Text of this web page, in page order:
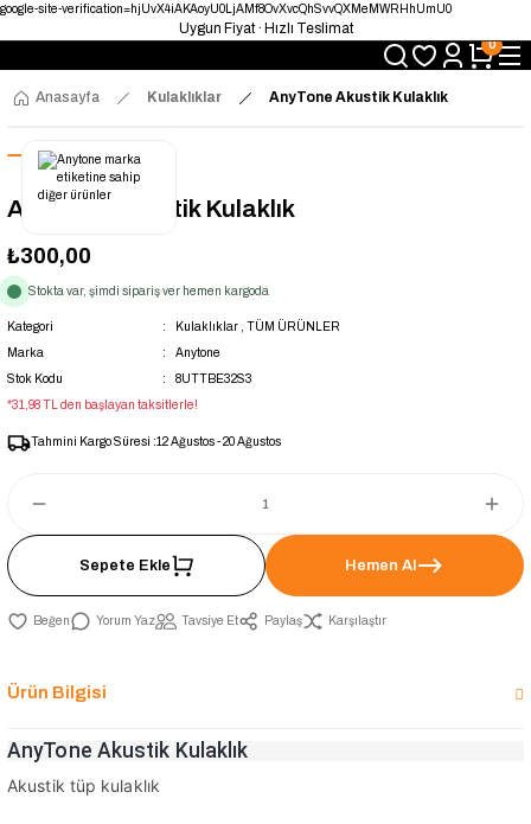
google-site-verification=hjUvX4iAKAoyU0LjAMf8OvXvcQhSvvQXMeMWRHhUmU0
Telsizde Güvenilir Adres
Uygun Fiyat · Hızlı Teslimat
0
Anasayfa Kulaklıklar AnyTone Akustik Kulaklık
AnyTone Akustik Kulaklık
₺300,00
Stokta var, şimdi sipariş ver hemen kargoda
Kategori Kulaklıklar
TÜM ÜRÜNLER
Marka
Anytone
Stok Kodu
8UTTBE32S3
*31,98 TL den başlayan taksitlerle!
Tahmini Kargo Süresi :12 Ağustos - 20 Ağustos
Sepete Ekle Hemen Al
Yorum Yaz Tavsiye Et Paylaş Karşılaştır
Ürün Bilgisi
AnyTone Akustik Kulaklık
Akustik tüp kulaklık